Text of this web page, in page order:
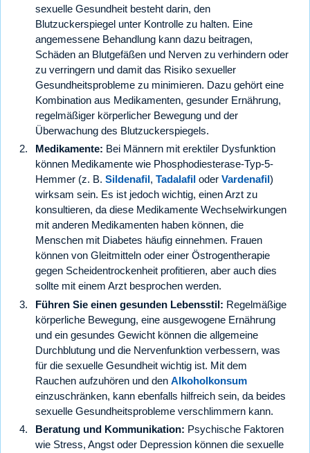
sexuelle Gesundheit besteht darin, den
Blutzuckerspiegel unter Kontrolle zu halten. Eine
angemessene Behandlung kann dazu beitragen,
Schäden an Blutgefäßen und Nerven zu verhindern oder
zu verringern und damit das Risiko sexueller
Gesundheitsprobleme zu minimieren. Dazu gehört eine
Kombination aus Medikamenten, gesunder Ernährung,
regelmäßiger körperlicher Bewegung und der
Überwachung des Blutzuckerspiegels.
Medikamente: Bei Männern mit erektiler Dysfunktion
können Medikamente wie Phosphodiesterase-Typ-5-
Hemmer (z. B. Sildenafil, Tadalafil oder Vardenafil)
wirksam sein. Es ist jedoch wichtig, einen Arzt zu
konsultieren, da diese Medikamente Wechselwirkungen
mit anderen Medikamenten haben können, die
Menschen mit Diabetes häufig einnehmen. Frauen
können von Gleitmitteln oder einer Östrogentherapie
gegen Scheidentrockenheit profitieren, aber auch dies
sollte mit einem Arzt besprochen werden.
Führen Sie einen gesunden Lebensstil: Regelmäßige
körperliche Bewegung, eine ausgewogene Ernährung
und ein gesundes Gewicht können die allgemeine
Durchblutung und die Nervenfunktion verbessern, was
für die sexuelle Gesundheit wichtig ist. Mit dem
Rauchen aufzuhören und den Alkoholkonsum
einzuschränken, kann ebenfalls hilfreich sein, da beides
sexuelle Gesundheitsprobleme verschlimmern kann.
Beratung und Kommunikation: Psychische Faktoren
wie Stress, Angst oder Depression können die sexuelle